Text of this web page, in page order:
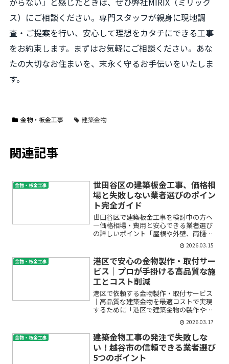
ス）にご相談ください。専門スタッフが親身に現地調
査・ご提案を行い、安心して理想をカタチにできる工事
をお約束します。まずはお気軽にご相談ください。あな
たの大切なお住まいを、末永く守るお手伝いをいたしま
す。
金物・板金工事 建築金物
関連記事
金物・板金工事
世田谷区の建築板金工事、価格相
場と失敗しない業者選びのポイン
ト完全ガイド
世田谷区で建築板金工事を検討中の方へ
―価格相場・費用と安心できる業者選び
の詳しいポイント「屋根や外壁、雨樋の
劣化が気になる」「雨漏りや板金のサ
ビ、傷みは早めに直したほうがいい？」
世田谷区で建築板金工事を検討している
方の多くが、こんなお悩みや...
2026.03.15
金物・板金工事
港区で安心の金物製作・取付サー
ビス｜プロが手掛ける高品質な施
工とコスト削減
港区で依頼する金物製作・取付サービス
｜高品質な建築金物を最適コストで実現
するために「港区で建築金物の製作や取
付を検討しているけれど、どこに頼めば
安心できるのか分からず不安…」「オー
ダーメイドの金物製作は高額になりそ
う」「細かい要望にも丁寧に...
2026.03.17
金物・板金工事
建築金物工事の発注で失敗しな
い！越谷市の信頼できる業者選び
5つのポイント